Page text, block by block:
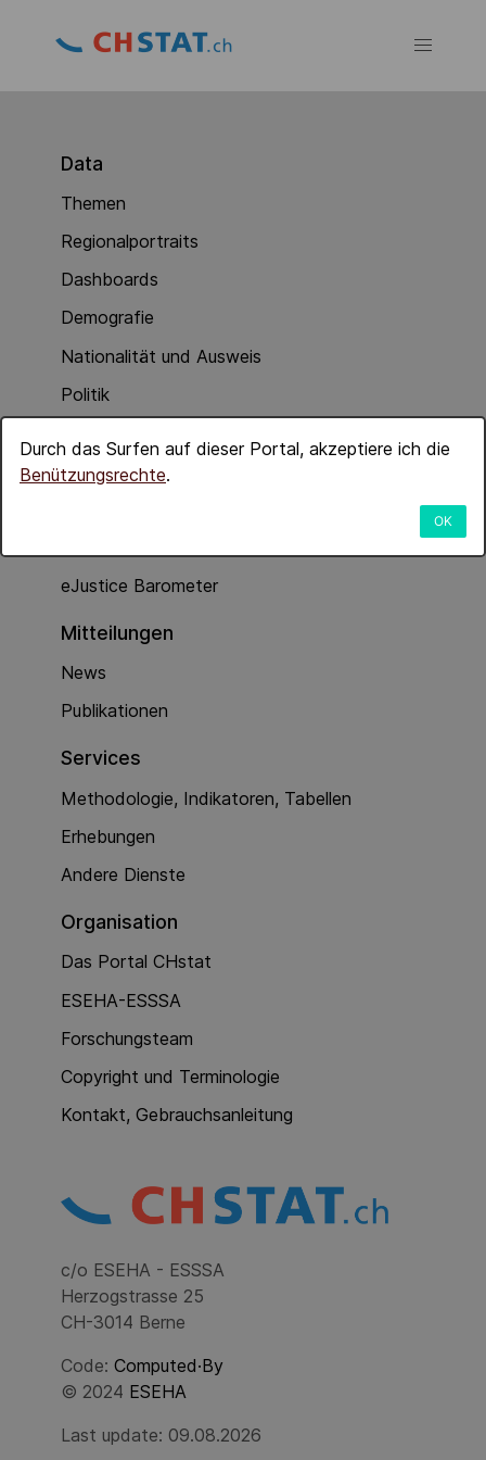
Durch das Surfen auf dieser Portal, akzeptiere ich die
Benützungsrechte.
OK
Data
Themen
Regionalportraits
Dashboards
Demografie
Nationalität und Ausweis
Politik
Wirtschaft
eJustice Barometer
Mitteilungen
News
Publikationen
Services
Methodologie, Indikatoren, Tabellen
Erhebungen
Andere Dienste
Organisation
Das Portal CHstat
ESEHA-ESSSA
Forschungsteam
Copyright und Terminologie
Kontakt, Gebrauchsanleitung
c/o ESEHA - ESSSA
Herzogstrasse 25
CH-3014 Berne
Code: Computed·By
© 2024 ESEHA
Last update: 09.08.2026